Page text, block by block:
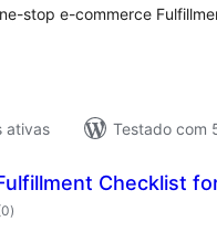
stop e-commerce
ativas
Testado com
Checklist
total
de
)